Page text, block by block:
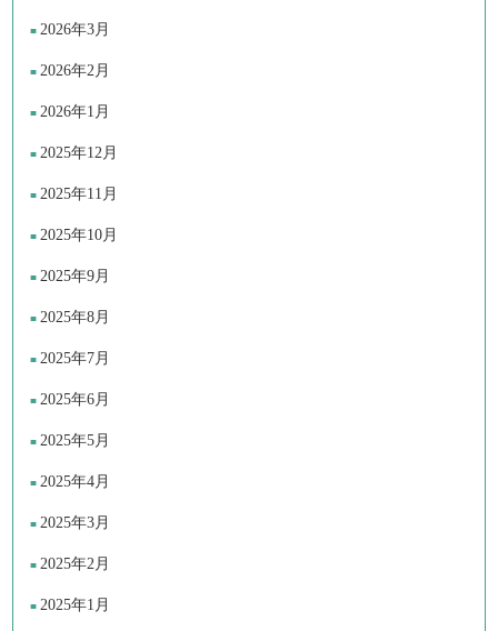
2026年3月
2026年2月
2026年1月
2025年12月
2025年11月
2025年10月
2025年9月
2025年8月
2025年7月
2025年6月
2025年5月
2025年4月
2025年3月
2025年2月
2025年1月